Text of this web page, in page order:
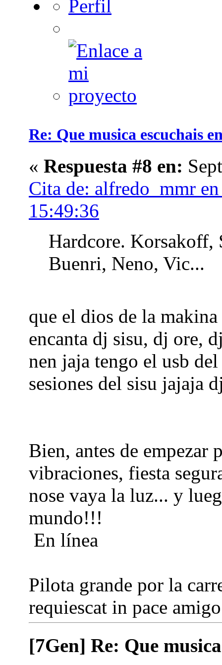
Re: Que musica escuchais
« Respuesta #8 en:
Cita de: alfredo_mmr
15:49:36
Hardcore. Korsakoff,
Buenri, Neno, Vic...
que el dios de la
encanta dj sisu, dj ore,
nen jaja tengo el usb
sesiones del sisu jajaja
Bien, antes de empezar
vibraciones, fiesta
nose vaya la luz... y
mundo!!!
En línea
Pilota grande por la
requiescat in pace
[7Gen] Re: Que